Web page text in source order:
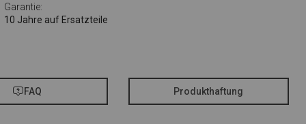
Garantie:
10 Jahre auf Ersatzteile
FAQ Produkthaftung